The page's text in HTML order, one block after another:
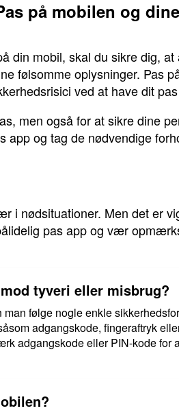
på mobilen og
din mobil, skal du sikre dig,
følsomme oplysninger. Pas
ved at have dit
men også for at sikre dine
og tag de nødvendige
nødsituationer. Men det er
pas app og vær
tyveri eller misbrug?
følge nogle enkle
adgangskode, fingeraftryk
adgangskode eller PIN-kode for